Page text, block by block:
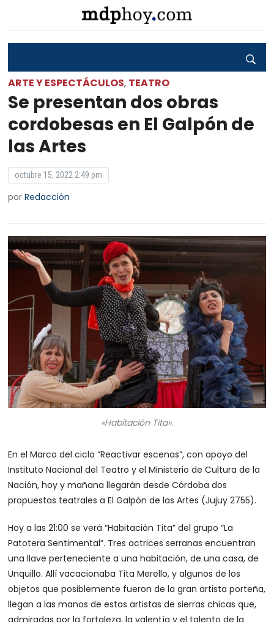
ARTE Y ESPECTÁCULOS, TEATRO
Se presentan dos obras
cordobesas en El Galpón de
las Artes
octubre 15, 2022 2:49 pm
porRedacción
«Habitación Tita».
En el Marco del ciclo “Reactivar escenas”, con apoyo del
Instituto Nacional del Teatro y el Ministerio de Cultura de la
Nación, hoy y mañana llegarán desde Córdoba dos
propuestas teatrales a El Galpón de las Artes (Jujuy 2755).
Hoy a las 21:00 se verá “Habitación Tita” del grupo “La
Patotera Sentimental”. Tres actrices serranas encuentran
una llave perteneciente a una habitación, de una casa, de
Unquillo. Allí vacacionaba Tita Merello, y algunos de los
objetos que posiblemente fueron de la gran artista porteña,
llegan a las manos de estas artistas de sierras chicas que,
admiradas por la fortaleza, la valentía y el talento de la